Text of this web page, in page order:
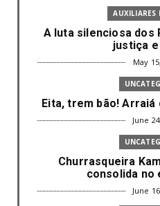
AUXILIARES
A luta silenciosa
justiça
May
Eita, trem bão! Arraiá
June
Churrasqueira
consolida no
June